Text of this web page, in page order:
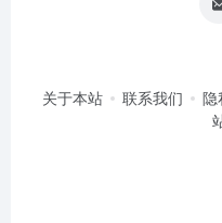
关于本站 联系我们 隐